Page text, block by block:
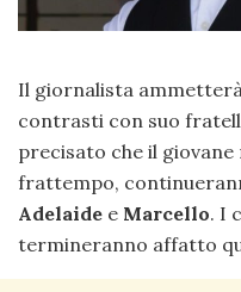
Il giornalista
contrasti con suo
precisato che il
frattempo,
Adelaide e Marcello. I
termineranno affatto